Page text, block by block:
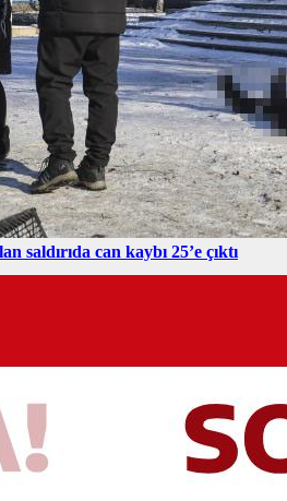
saldırıda can kaybı 25’e çıktı